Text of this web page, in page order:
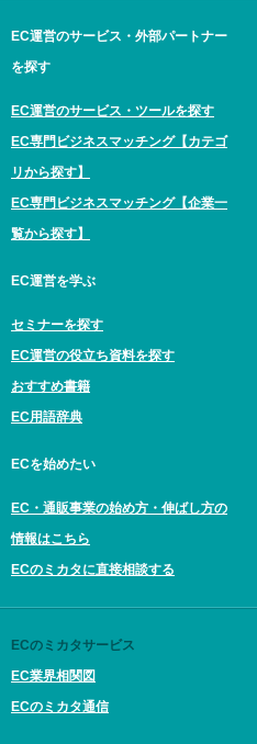
EC運営のサービス・外部パートナー
を探す
EC運営のサービス・ツールを探す
EC専門ビジネスマッチング【カテゴ
リから探す】
EC専門ビジネスマッチング【企業一
覧から探す】
EC運営を学ぶ
セミナーを探す
EC運営の役立ち資料を探す
おすすめ書籍
EC用語辞典
ECを始めたい
EC・通販事業の始め方・伸ばし方の
情報はこちら
ECのミカタに直接相談する
ECのミカタサービス
EC業界相関図
ECのミカタ通信